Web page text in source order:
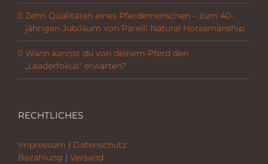
Zehn Qualitäten eines Pferdemenschen – zum 40-
jährigen Jubiläum von Parelli Natural Horsemanship
Wann kannst du von deinem Pferd den
„Leaderfokus“ erwarten?
RECHTLICHES
Impressum | Datenschutz
Bezahlung | Versand